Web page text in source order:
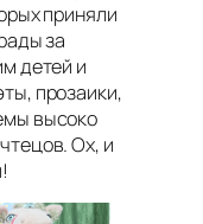
приняли
за
детей и
прозаики,
высоко
Ох, и